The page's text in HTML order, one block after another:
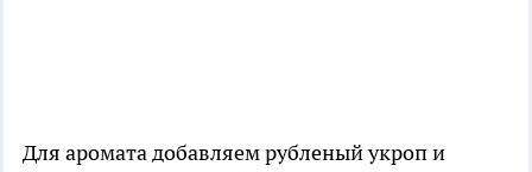
Для аромата добавляем рубленый укроп и